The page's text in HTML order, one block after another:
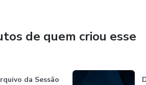
de quem criou esse
da Sessão